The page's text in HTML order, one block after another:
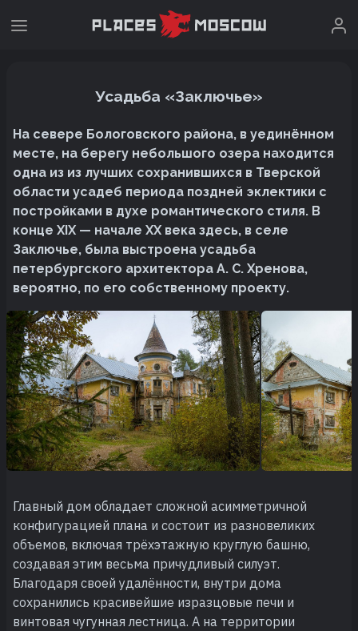
Усадьба «Заключье»
На севере Бологовского района, в уединённом
месте, на берегу небольшого озера находится
одна из из лучших сохранившихся в Тверской
области усадеб периода поздней эклектики с
постройками в духе романтического стиля. В
конце XIX — начале XX века здесь, в селе
Заключье, была выстроена усадьба
петербургского архитектора А. С. Хренова,
вероятно, по его собственному проекту.
Главный дом обладает сложной асимметричной
конфигурацией плана и состоит из разновеликих
объемов, включая трёхэтажную круглую башню,
создавая этим весьма причудливый силуэт.
Благодаря своей удалённости, внутри дома
сохранились красивейшие изразцовые печи и
винтовая чугунная лестница. А на территории